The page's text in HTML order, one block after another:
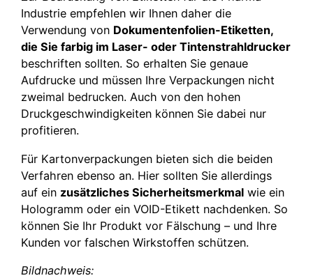
Industrie empfehlen wir Ihnen daher die
Verwendung von Dokumentenfolien-Etiketten,
die Sie farbig im Laser- oder Tintenstrahldrucker
beschriften sollten. So erhalten Sie genaue
Aufdrucke und müssen Ihre Verpackungen nicht
zweimal bedrucken. Auch von den hohen
Druckgeschwindigkeiten können Sie dabei nur
profitieren.
Für Kartonverpackungen bieten sich die beiden
Verfahren ebenso an. Hier sollten Sie allerdings
auf ein zusätzliches Sicherheitsmerkmal wie ein
Hologramm oder ein VOID-Etikett nachdenken. So
können Sie Ihr Produkt vor Fälschung – und Ihre
Kunden vor falschen Wirkstoffen schützen.
Bildnachweis: